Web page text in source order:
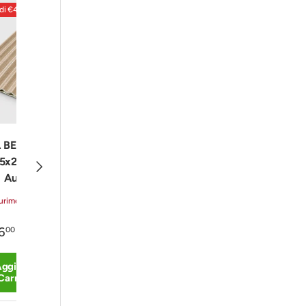
Avanti
€4,00
- Doga
| Serie
Aura
(9 unità)
00
al